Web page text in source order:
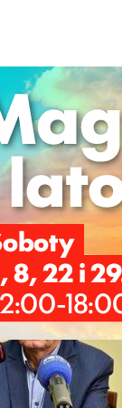
miasta / Spór o